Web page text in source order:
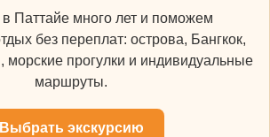
Паттайе много лет и поможем
без переплат: острова, Бангкок,
морские прогулки и индивидуальные
маршруты.
Выбрать экскурсию